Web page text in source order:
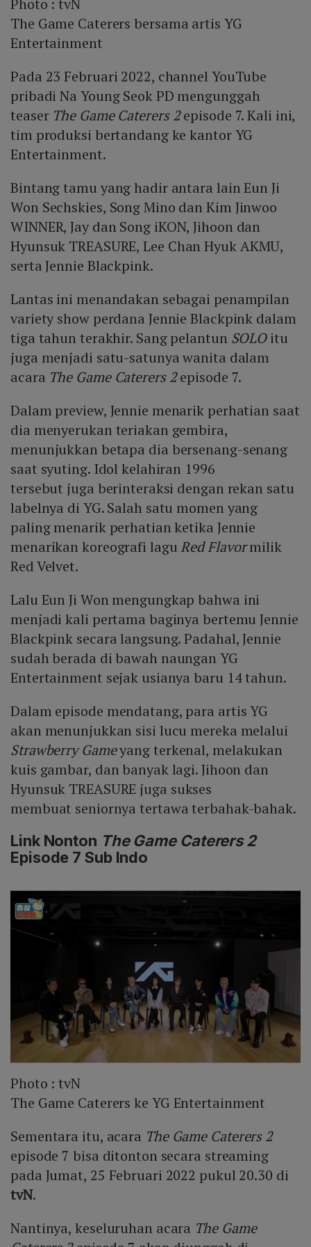
Photo :tvN
The Game Caterers bersama artis YG
Entertainment
Pada 23 Februari 2022, channel YouTube
pribadi Na Young Seok PD mengunggah
teaser The Game Caterers 2episode 7. Kali ini,
tim produksi bertandang ke kantor YG
Entertainment.
Bintang tamu yang hadir antara lain Eun Ji
Won Sechskies, Song Mino dan Kim Jinwoo
WINNER, Jay dan Song iKON, Jihoon dan
Hyunsuk TREASURE, Lee Chan Hyuk AKMU,
serta Jennie Blackpink.
Lantas ini menandakan sebagai penampilan
variety show perdana Jennie Blackpink dalam
tiga tahun terakhir. Sang pelantun SOLOitu
juga menjadi satu-satunya wanita dalam
acara The Game Caterers 2episode 7.
Dalam preview, Jennie menarik perhatian saat
dia menyerukan teriakan gembira,
menunjukkan betapa dia bersenang-senang
saat syuting. Idol kelahiran 1996
tersebut juga berinteraksi dengan rekan satu
labelnya di YG. Salah satu momen yang
paling menarik perhatian ketika Jennie
menarikan koreografi lagu Red Flavormilik
Red Velvet.
Lalu Eun Ji Won mengungkap bahwa ini
menjadi kali pertama baginya bertemu Jennie
Blackpink secara langsung. Padahal, Jennie
sudah berada di bawah naungan YG
Entertainment sejak usianya baru 14 tahun.
Dalam episode mendatang, para artis YG
akan menunjukkan sisi lucu mereka melalui
Strawberry Gameyang terkenal, melakukan
kuis gambar, dan banyak lagi. Jihoon dan
Hyunsuk TREASURE juga sukses
membuat seniornya tertawa terbahak-bahak.
Link Nonton The Game Caterers 2
Episode 7 Sub Indo
Photo :tvN
The Game Caterers ke YG Entertainment
Sementara itu, acara The Game Caterers 2
episode 7 bisa ditonton secara streaming
pada Jumat, 25 Februari 2022 pukul 20.30 di
tvN.
Nantinya, keseluruhan acara The Game